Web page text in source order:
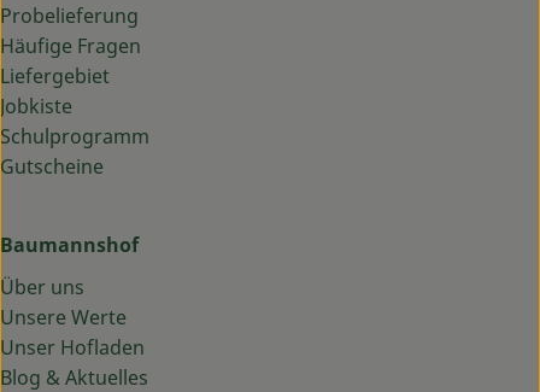
Probelieferung
Häufige Fragen
Liefergebiet
Jobkiste
Schulprogramm
Gutscheine
Baumannshof
Über uns
Unsere Werte
Unser Hofladen
Blog & Aktuelles